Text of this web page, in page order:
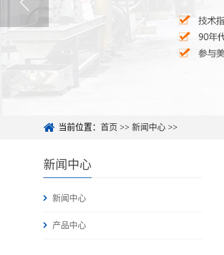
当前位置： 首页 >> 新闻中心 >>
新闻中心
新闻中心
产品中心